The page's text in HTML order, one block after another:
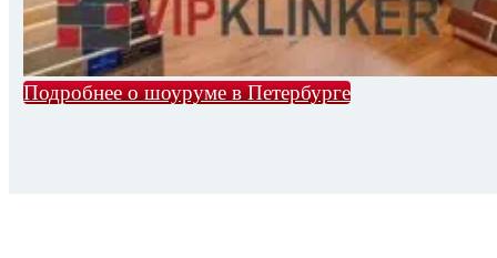
Подробнее о шоуруме в Петербурге